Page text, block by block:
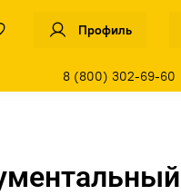
Профиль
8 (800) 302-69-60